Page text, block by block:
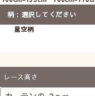
り)】【遮光カーテン】ス
ーピー｜星空柄
翌日出荷 既製サイズ 2枚組
2級遮光
柄 選択してください
星空柄
レース高さ